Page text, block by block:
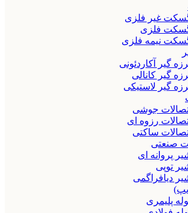
غیر فلزی
فلزی
نیمه فلزی
گیر آکاردئونی
گیر کانالی
گیر لاستیکی
جوشی
رزوه ای
ساکتی
صنعتی
پروانه ای
توپی
دیافراگمی
پلیمری